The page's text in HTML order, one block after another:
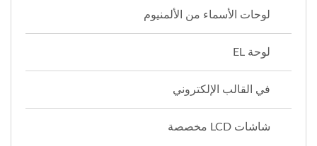
لوحات الأسماء من الألمنيوم
لوحة EL
في القالب الإلكتروني
شاشات LCD مخصصة